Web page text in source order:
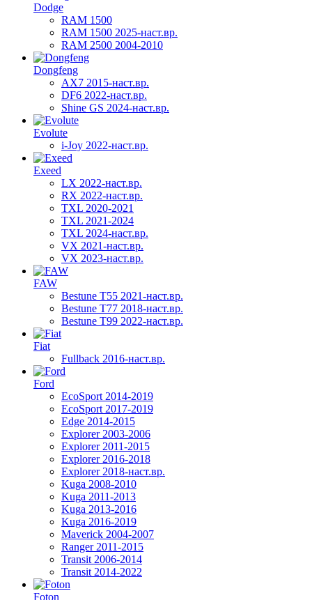
Dodge
RAM 1500
RAM 1500 2025-наст.вр.
RAM 2500 2004-2010
Dongfeng
AX7 2015-наст.вр.
DF6 2022-наст.вр.
Shine GS 2024-наст.вр.
Evolute
i-Joy 2022-наст.вр.
Exeed
LX 2022-наст.вр.
RX 2022-наст.вр.
TXL 2020-2021
TXL 2021-2024
TXL 2024-наст.вр.
VX 2021-наст.вр.
VX 2023-наст.вр.
FAW
Bestune T55 2021-наст.вр.
Bestune T77 2018-наст.вр.
Bestune T99 2022-наст.вр.
Fiat
Fullback 2016-наст.вр.
Ford
EcoSport 2014-2019
EcoSport 2017-2019
Edge 2014-2015
Explorer 2003-2006
Explorer 2011-2015
Explorer 2016-2018
Explorer 2018-наст.вр.
Kuga 2008-2010
Kuga 2011-2013
Kuga 2013-2016
Kuga 2016-2019
Maverick 2004-2007
Ranger 2011-2015
Transit 2006-2014
Transit 2014-2022
Foton